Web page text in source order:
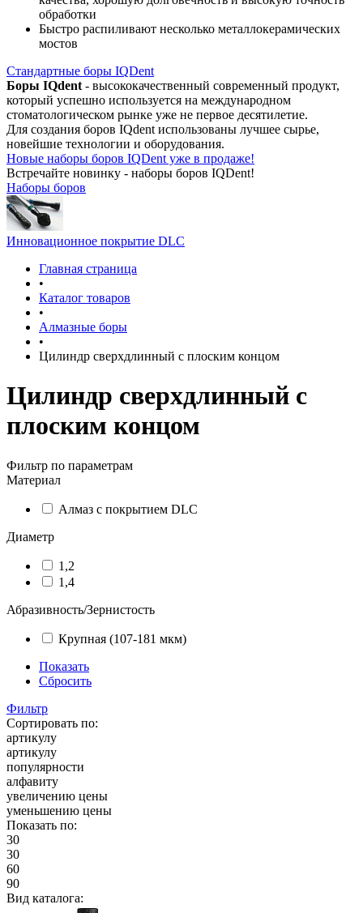
обработки
Быстро распиливают несколько металлокерамических
мостов
Стандартные боры IQDent
Боры IQdent - высококачественный современный продукт,
который успешно используется на международном
стоматологическом рынке уже не первое десятилетие.
Для создания боров IQdent использованы лучшее сырье,
новейшие технологии и оборудования.
Новые наборы боров IQDent уже в продаже!
Встречайте новинку - наборы боров IQDent!
Наборы боров
Инновационное покрытие DLC
Главная страница
•
Каталог товаров
•
Алмазные боры
•
Цилиндр сверхдлинный с плоским концом
Цилиндр сверхдлинный с
плоским концом
Фильтр по параметрам
Материал
Алмаз с покрытием DLC
Диаметр
1,2
1,4
Абразивность/Зернистость
Крупная (107-181 мкм)
Показать
Сбросить
Фильтр
Сортировать по:
артикулу
артикулу
популярности
алфавиту
увеличению цены
уменьшению цены
Показать по:
30
30
60
90
Вид каталога: